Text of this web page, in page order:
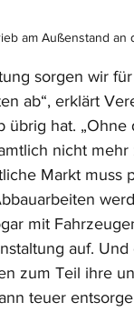
am Außenstand an
sorgen wir
ab“, erklärt
übrig hat.
nicht
Markt
mit
auf.
zum Teil ihre
teuer